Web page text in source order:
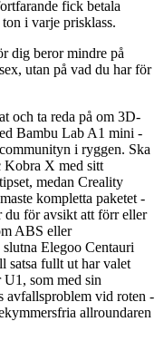
fick betala
i varje prisklass.
dig beror mindre på
utan på vad du har för
och ta reda på om 3D-
Bambu Lab A1 mini -
i ryggen. Ska
Kobra X med sitt
medan Creality
kompletta paketet -
för avsikt att förr eller
ABS eller
Elegoo Centauri
satsa fullt ut har valet
som med sin
avfallsproblem vid roten -
allroundaren